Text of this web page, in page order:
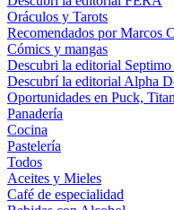
Oráculos y Tarots
Recomendados por Marcos
Cómics y mangas
Descubri la editorial
Descubrí la editorial Alpha
Oportunidades en Puck,
Panadería
Cocina
Pastelería
Todos
Aceites y Mieles
Café de especialidad